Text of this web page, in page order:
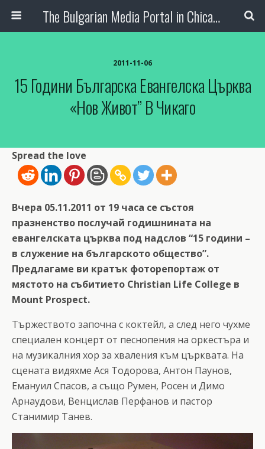
The Bulgarian Media Portal in Chicago
2011-11-06
15 Години Българска Евангелска Църква
«Нов Живот” В Чикаго
Spread the love
Вчера 05.11.2011 от 19 часа се състоя
празненство послучай годишнината на
евангелската църква под надслов “15 години –
в служение на българското общество”.
Предлагаме ви кратък фоторепортаж от
мястото на събитието Christian Life College в
Mount Prospect.
Тържеството започна с коктейл, а след него чухме
специален концерт от песнопения на оркестъра и
на музикалния хор за хваления към църквата. На
сцената видяхме Ася Тодорова, Антон Паунов,
Емануил Спасов, a също Румен, Росен и Димо
Арнаудови, Венцислав Перфанов и пастор
Станимир Танев.